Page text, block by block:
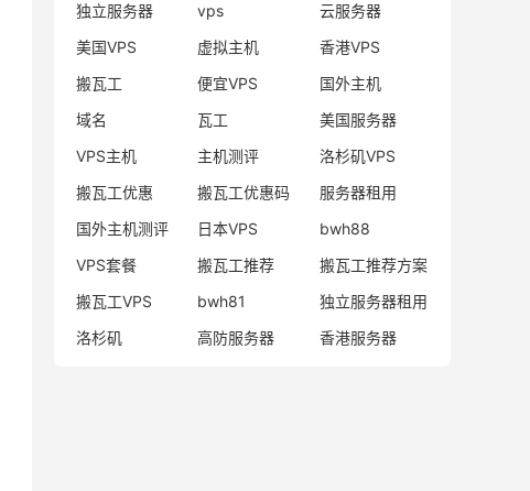
独立服务器 vps
云服务器
美国VPS
虚拟主机
香港VPS
搬瓦工
便宜VPS
国外主机
域名
瓦工
美国服务器
VPS主机
主机测评
洛杉矶VPS
搬瓦工优惠
搬瓦工优惠码
服务器租用
国外主机测评
日本VPS
bwh88
VPS套餐
搬瓦工推荐
搬瓦工推荐方案
搬瓦工VPS
bwh81
独立服务器租用
洛杉矶
高防服务器 香港服务器